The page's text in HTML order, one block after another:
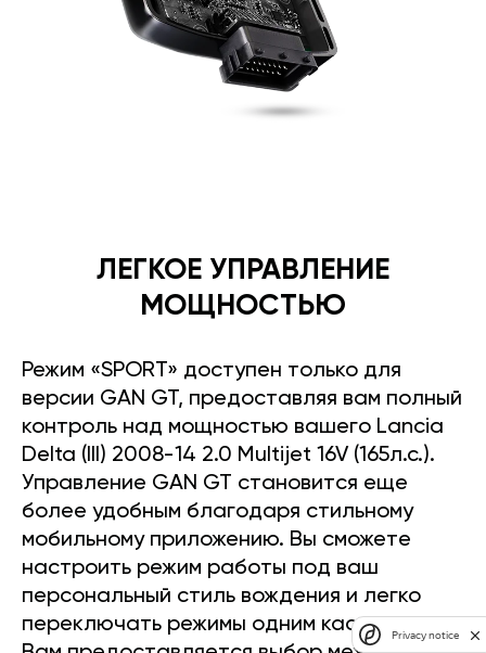
ЛЕГКОЕ УПРАВЛЕНИЕ
МОЩНОСТЬЮ
Режим «SPORT» доступен только для
версии GAN GT, предоставляя вам полный
контроль над мощностью вашего Lancia
Delta (III) 2008-14 2.0 Multijet 16V (165л.с.).
Управление GAN GT становится еще
более удобным благодаря стильному
мобильному приложению. Вы сможете
настроить режим работы под ваш
персональный стиль вождения и легко
переключать режимы одним касанием.Privacy notice